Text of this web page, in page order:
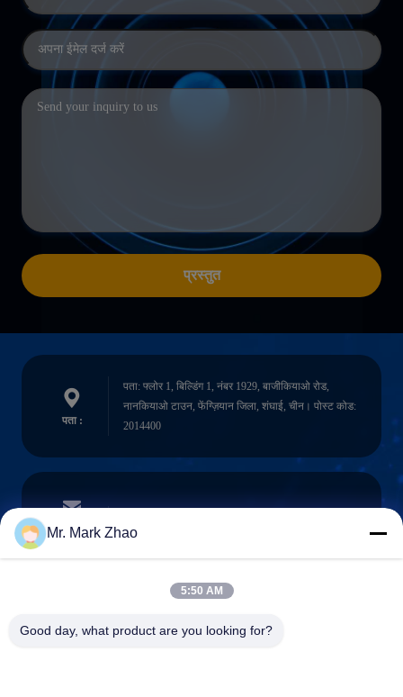
प्रस्तुत
पता :
पता: फ्लोर 1, बिल्डिंग 1, नंबर 1929, बाजीकियाओ रोड,
नानकियाओ टाउन, फेंग्ज़ियान जिला, शंघाई, चीन। पोस्ट कोड:
2014400
ईमेल
फ़ोन :
Mr. Mark Zhao
5:50 AM
Good day, what product are you looking for?